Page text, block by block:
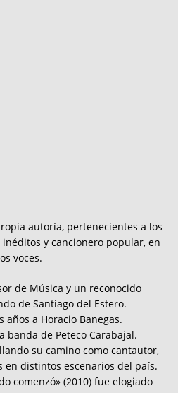
autoría, pertenecientes a los
y cancionero popular, en
voces.
de Música y un reconocido
de Santiago del Estero.
a Horacio Banegas.
banda de Peteco Carabajal.
su camino como cantautor,
en distintos escenarios del país.
comenzó» (2010) fue elogiado